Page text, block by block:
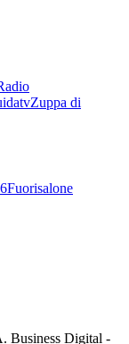
Zuppa di
Fuorisalone
Business Digital -